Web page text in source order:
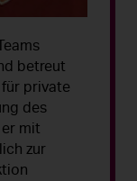
betreut
private
des
mit
zur